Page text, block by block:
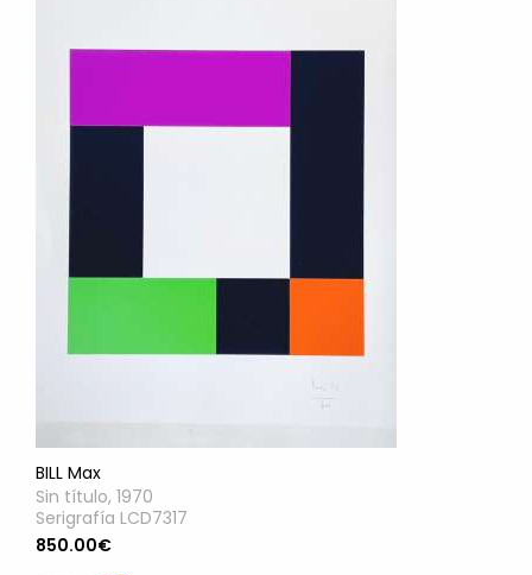
BILL Max
Sin título, 1970
Serigrafía LCD7317
850.00€